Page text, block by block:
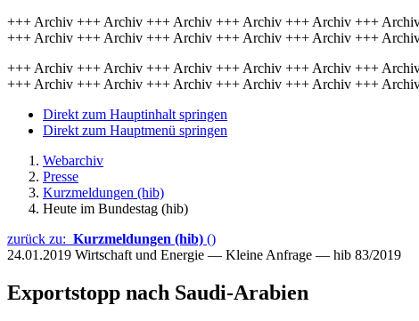
+++ Archiv +++ Archiv +++ Archiv +++ Archiv +++ Archiv +++
+++ Archiv +++ Archiv +++ Archiv +++ Archiv +++ Archiv +++
+++ Archiv +++ Archiv +++ Archiv +++ Archiv +++ Archiv +++
+++ Archiv +++ Archiv +++ Archiv +++ Archiv +++ Archiv +++
Direkt zum Hauptinhalt springen
Direkt zum Hauptmenü springen
Webarchiv
Presse
Kurzmeldungen (hib)
Heute im Bundestag (hib)
zurück zu: Kurzmeldungen (hib) ()
24.01.2019 Wirtschaft und Energie — Kleine Anfrage — hib 83/2019
Exportstopp nach Saudi-Arabien